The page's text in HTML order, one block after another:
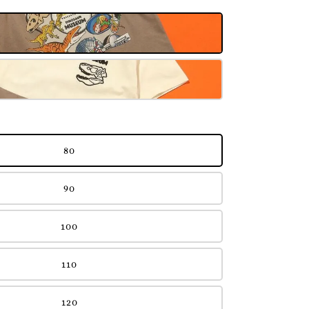
80
90
100
110
120